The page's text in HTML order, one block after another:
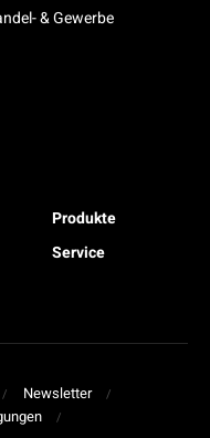
& Gewerbe
Produkte
Service
Newsletter